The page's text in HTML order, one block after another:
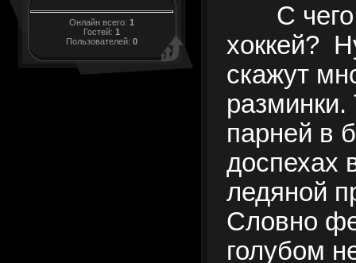
Онлайн всего: 1
Гостей: 1
Пользователей: 0
С
хоккей?
скажут
разминки.
парней в
доспехах
ледяной
Словно
голубом